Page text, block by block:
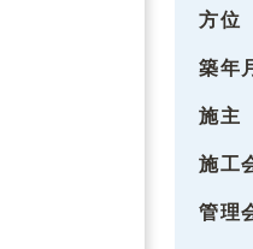
方位
築年
施主
施工
管理